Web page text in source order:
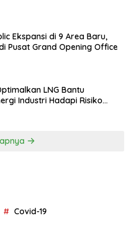
Ekspansi di 9 Area Baru,
Pusat Grand Opening Office
LNG Bantu
Industri Hadapi Risiko
Covid-19